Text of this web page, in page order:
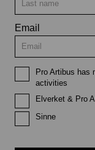
Email
Pro Artibus has
activities
Elverket & Pro
Sinne